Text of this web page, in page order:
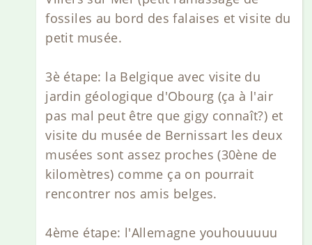
fossiles au bord des falaises et visite du
petit musée.
3è étape: la Belgique avec visite du
jardin géologique d'Obourg (ça à l'air
pas mal peut être que gigy connaît?) et
visite du musée de Bernissart les deux
musées sont assez proches (30ène de
kilomètres) comme ça on pourrait
rencontrer nos amis belges.
4ème étape: l'Allemagne youhouuuuu